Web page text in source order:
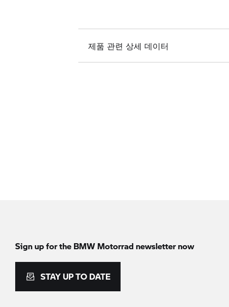
제품 관련 상세 데이터
Sign up for the BMW Motorrad newsletter now
STAY UP TO DATE